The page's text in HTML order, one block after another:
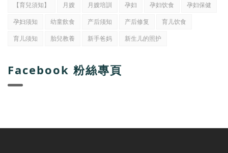
【育兒須知】 月嫂 月嫂培訓 孕妇 孕妇饮食
孕妇保健
孕妇须知
幼童飲食 产后须知 产后修复
育儿饮食
育儿须知
胎兒教養 新手爸妈 新生儿的照护
Facebook 粉絲專頁